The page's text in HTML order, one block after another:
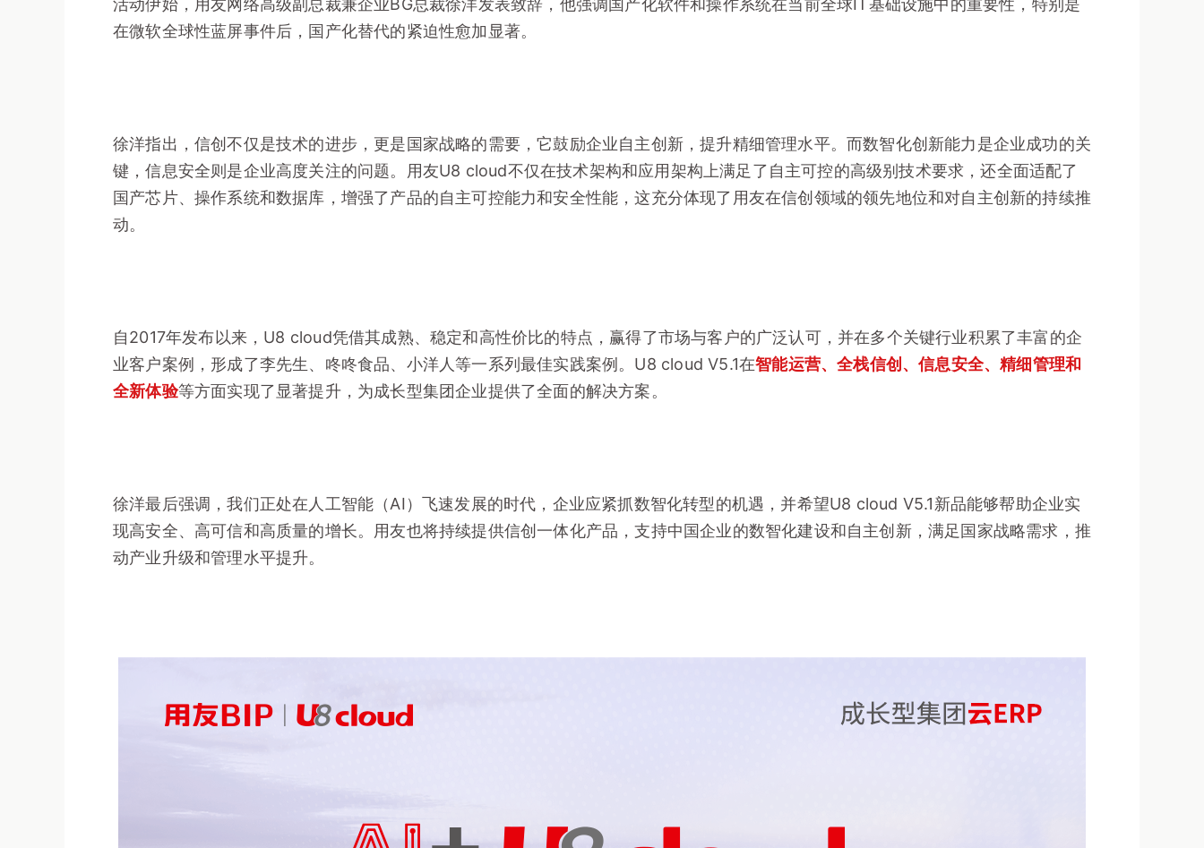
活动伊始，用友网络高级副总裁兼企业BG总裁徐洋发表致辞，他强调国产化软件和操作系统在当前全球IT基础设施中的重要性，特别是
在微软全球性蓝屏事件后，国产化替代的紧迫性愈加显著。
徐洋指出，信创不仅是技术的进步，更是国家战略的需要，它鼓励企业自主创新，提升精细管理水平。而数智化创新能力是企业成功的关
键，信息安全则是企业高度关注的问题。用友U8 cloud不仅在技术架构和应用架构上满足了自主可控的高级别技术要求，还全面适配了
国产芯片、操作系统和数据库，增强了产品的自主可控能力和安全性能，这充分体现了用友在信创领域的领先地位和对自主创新的持续推
动。
自2017年发布以来，U8 cloud凭借其成熟、稳定和高性价比的特点，赢得了市场与客户的广泛认可，并在多个关键行业积累了丰富的企
业客户案例，形成了李先生、咚咚食品、小洋人等一系列最佳实践案例。U8 cloud V5.1在智能运营、全栈信创、信息安全、精细管理和
全新体验等方面实现了显著提升，为成长型集团企业提供了全面的解决方案。
徐洋最后强调，我们正处在人工智能（AI）飞速发展的时代，企业应紧抓数智化转型的机遇，并希望U8 cloud V5.1新品能够帮助企业实
现高安全、高可信和高质量的增长。用友也将持续提供信创一体化产品，支持中国企业的数智化建设和自主创新，满足国家战略需求，推
动产业升级和管理水平提升。